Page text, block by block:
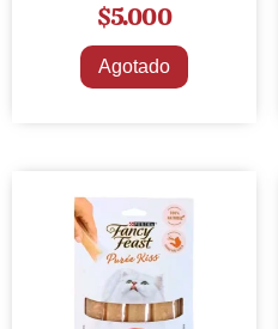
$5.000
Agotado